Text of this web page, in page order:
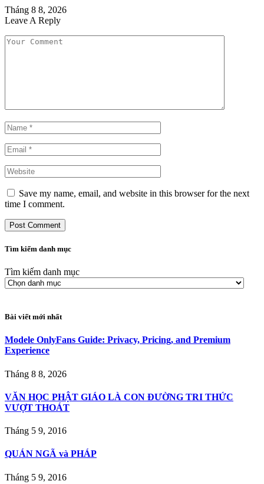
Tháng 8 8, 2026
Leave A Reply
Save my name, email, and website in this browser for the next
time I comment.
Tìm kiếm danh mục
Tìm kiếm danh mục
Bài viết mới nhất
Modele OnlyFans Guide: Privacy, Pricing, and Premium
Experience
Tháng 8 8, 2026
VĂN HỌC PHẬT GIÁO LÀ CON ÐƯỜNG TRI THỨC
VƯỢT THOÁT
Tháng 5 9, 2016
QUÁN NGÃ và PHÁP
Tháng 5 9, 2016